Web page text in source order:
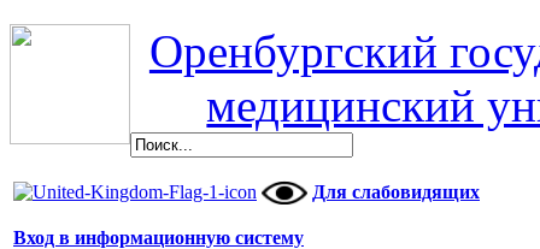
Оренбургский
медицинский
Для слабовидящих
Вход в информационную систему